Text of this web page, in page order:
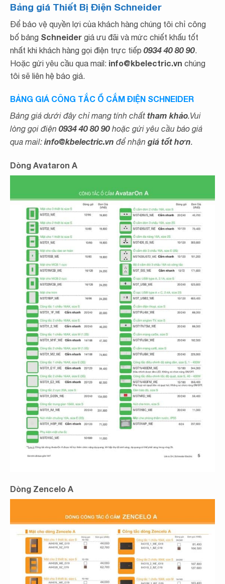
Bảng giá Thiết Bị Điện Schneider
Để bảo vệ quyền lợi của khách hàng chúng tôi chỉ công
bố bảng Schneider giá ưu đãi và mức chiết khấu tốt
nhất khi khách hàng gọi điện trực tiếp 0934 40 80 90
Hoặc gửi yêu cầu qua mail: info@kbelectric.vn chúng
tôi sẽ liên hệ báo giá.
BẢNG GIÁ CÔNG TẮC Ổ CẮM ĐIỆN SCHNEIDER
Bảng giá dưới đây chỉ mang tính chất tham khảo.Vui
lòng gọi điện 0934 40 80 90 hoặc gửi yêu cầu báo giá
qua mail: info@kbelectric.vn để nhận giá tốt hơn.
Dòng Avataron A
Dòng Zencelo A